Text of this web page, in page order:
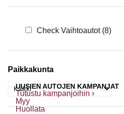
UUSIEN AUTOJEN KAMPANJAT
Tutustu kampanjoihin ›
Myy
Huollata
Check Vaihtoautot(8)
Paikkakunta